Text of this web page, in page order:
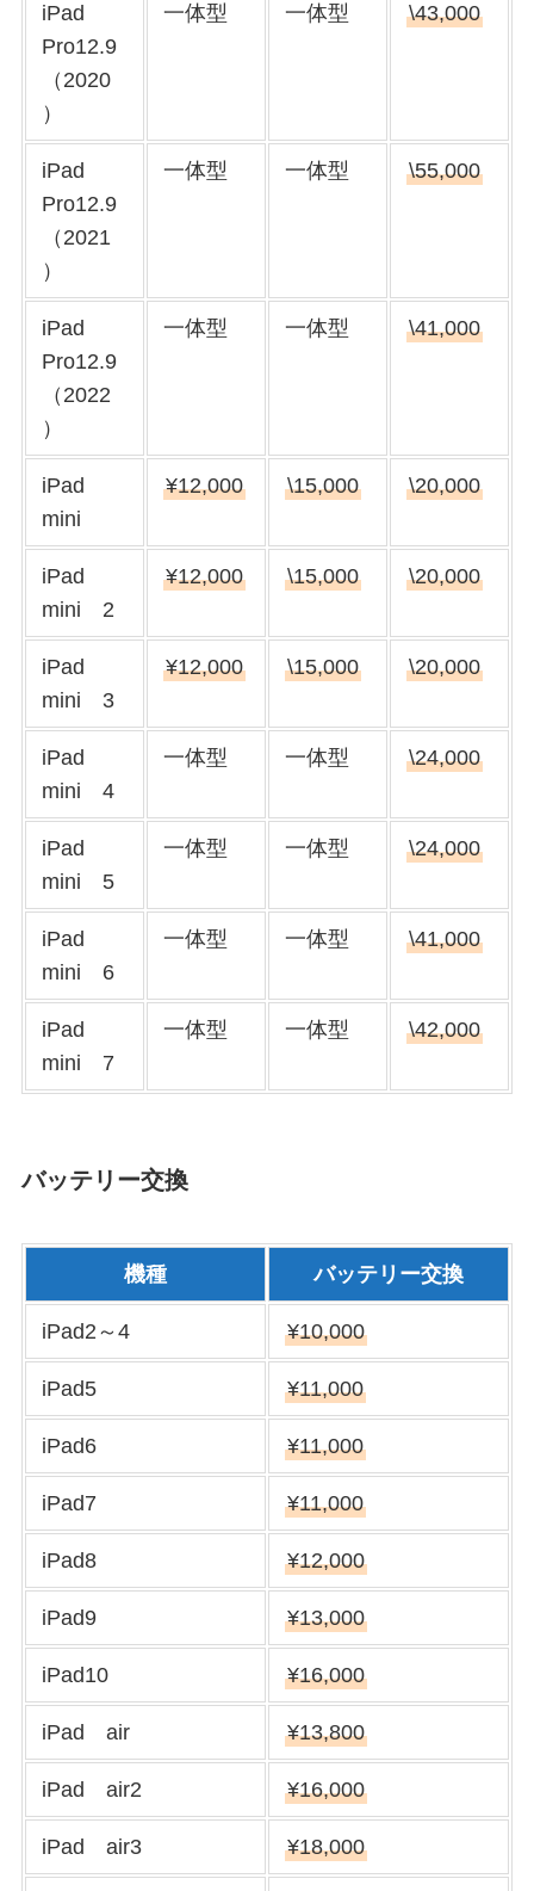
iPad
Pro12.9
（2020
）
一体型 一体型 \43,000
iPad
Pro12.9
（2021
）
一体型 一体型 \55,000
iPad
Pro12.9
（2022
）
一体型 一体型 \41,000
iPad
mini
¥12,000 \15,000 \20,000
iPad
mini 2
¥12,000 \15,000 \20,000
iPad
mini 3
¥12,000 \15,000 \20,000
iPad
mini 4
一体型 一体型 \24,000
iPad
mini 5
一体型 一体型 \24,000
iPad
mini 6
一体型 一体型 \41,000
iPad
mini 7
一体型 一体型 \42,000
バッテリー交換
機種 バッテリー交換
iPad2～4 ¥10,000
iPad5 ¥11,000
iPad6 ¥11,000
iPad7 ¥11,000
iPad8 ¥12,000
iPad9 ¥13,000
iPad10 ¥16,000
iPad air ¥13,800
iPad air2 ¥16,000
iPad air3 ¥18,000